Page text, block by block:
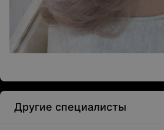
Другие специалисты